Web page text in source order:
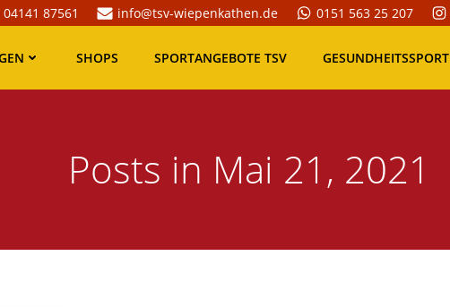
04141 87561 info@tsv-wiepenkathen.de 0151 563 25 207
SHOPS SPORTANGEBOTE TSV GESUNDHEITSSPORT
Posts in Mai 21, 2021